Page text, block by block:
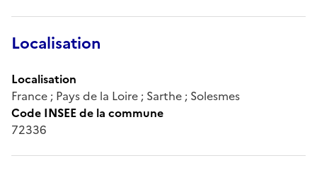
Localisation
Localisation
France ; Pays de la Loire ; Sarthe ; Solesmes
Code INSEE de la commune
72336